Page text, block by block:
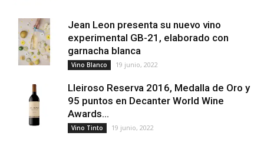
Jean Leon presenta su nuevo vino
experimental GB-21, elaborado con
garnacha blanca
Vino Blanco 19 junio, 2022
Lleiroso Reserva 2016, Medalla de Oro y
95 puntos en Decanter World Wine
Awards...
Vino Tinto 19 junio, 2022